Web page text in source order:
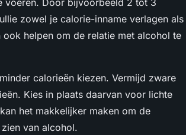
voeren. Door bijvoorbeeld 2 tot 3
zowel je calorie-inname verlagen als
helpen om de relatie met alcohol te
calorieën kiezen. Vermijd zware
Kies in plaats daarvan voor lichte
het makkelijker maken om de
van alcohol.